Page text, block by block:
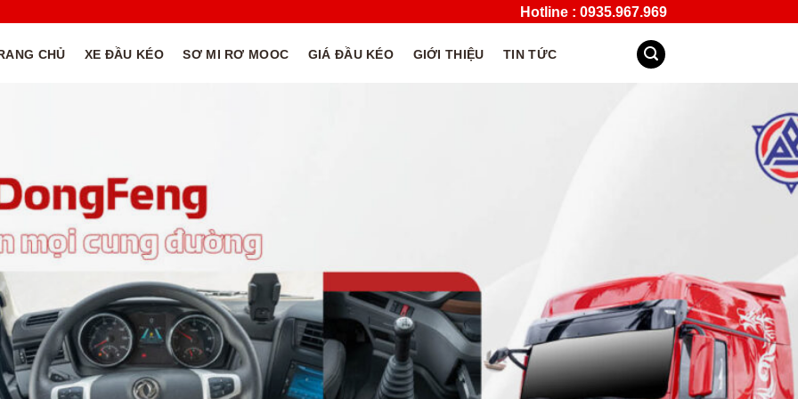
Hotline : 0935.967.969
CHỦ XE ĐẦU KÉO SƠ MI RƠ MOOC GIÁ ĐẦU KÉO GIỚI THIỆU TIN TỨC